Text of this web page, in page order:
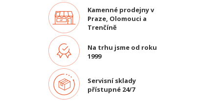
Kamenné prodejny v
Praze, Olomouci a
Trenčíně
Na trhu jsme od roku
1999
Servisní sklady
přístupné 24/7